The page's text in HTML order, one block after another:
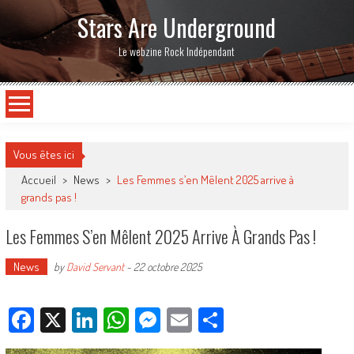
Stars Are Underground
Le webzine Rock Indépendant
Vous êtes ici
Accueil > News > Les Femmes s’en Mêlent 2025 arrive à
grands pas !
Les Femmes S’en Mêlent 2025 Arrive À Grands Pas !
News byDavid Servant- 22 octobre 2025
Facebook
X LinkedIn
WhatsApp
Messenger
EmailPartager